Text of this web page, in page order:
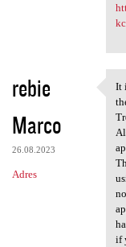
rebie
Marco
26.08.2023
Adres
It
It
if